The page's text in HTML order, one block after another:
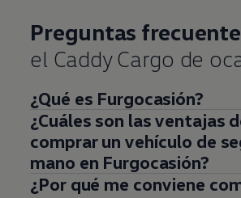
Preguntas
el Caddy Cargo de
¿Qué es Furgocasión?
¿Cuáles son las ventajas
comprar un vehículo de
mano en Furgocasión?
¿Por qué me conviene